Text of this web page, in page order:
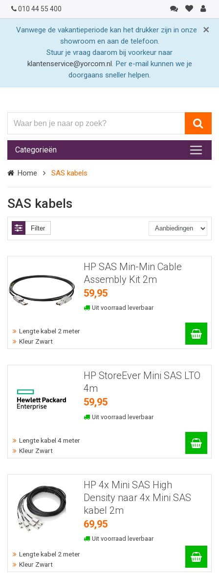
010 44 55 400
×
Vanwege de vakantieperiode kan het drukker zijn in onze
showroom en aan de telefoon.
Stuur je vraag daarom bij voorkeur naar
klantenservice@yorcom.nl. Per e-mail kunnen we je
doorgaans sneller helpen.
ben
je
naar
op
zoek?
Categorieën
Home SAS kabels
SAS kabels
Filter
HP SAS Min-Min Cable
Assembly Kit 2m
59,95
Uit voorraad leverbaar
Lengte kabel 2 meter
Kleur Zwart
HP StoreEver Mini SAS LTO
4m
59,95
Uit voorraad leverbaar
Lengte kabel 4 meter
Kleur Zwart
HP 4x Mini SAS High
Density naar 4x Mini SAS
kabel 2m
69,95
Uit voorraad leverbaar
Lengte kabel 2 meter
Kleur Zwart